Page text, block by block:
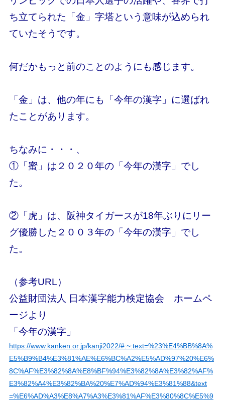
ち立てられた「金」字塔という意味が込められ
ていたそうです。
何だかもっと前のことのようにも感じます。
「金」は、他の年にも「今年の漢字」に選ばれ
たことがあります。
ちなみに・・・、
①「蜜」は２０２０年の「今年の漢字」でし
た。
②「虎」は、阪神タイガースが18年ぶりにリー
グ優勝した２００３年の「今年の漢字」でし
た。
（参考URL）
公益財団法人 日本漢字能力検定協会 ホームペ
ージより
「今年の漢字」
https://www.kanken.or.jp/kanji2022/#:~:text=%23%E4%BB%8A%
E5%B9%B4%E3%81%AE%E6%BC%A2%E5%AD%97%20%E6%
8C%AF%E3%82%8A%E8%BF%94%E3%82%8A%E3%82%AF%
E3%82%A4%E3%82%BA%20%E7%AD%94%E3%81%88&text
=%E6%AD%A3%E8%A7%A3%E3%81%AF%E3%80%8C%E5%9